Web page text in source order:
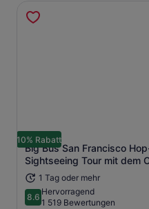
10% Rabatt
Big Bus San Francisco
Sightseeing Tour mit dem
1 Tag oder mehr
8.68.6 von 10
Hervorragend
1 519 Bewertungen